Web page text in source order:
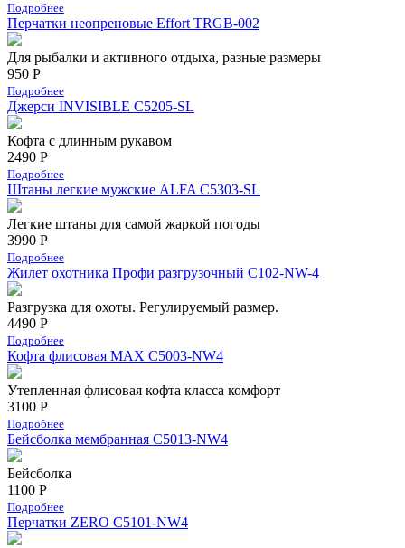
Подробнее
Перчатки неопреновые Effort TRGB-002
Для рыбалки и активного отдыха, разные размеры
950 Р
Подробнее
Джерси INVISIBLE C5205-SL
Кофта с длинным рукавом
2490 Р
Подробнее
Штаны легкие мужские ALFA C5303-SL
Легкие штаны для самой жаркой погоды
3990 Р
Подробнее
Жилет охотника Профи разгрузочный C102-NW-4
Разгрузка для охоты. Регулируемый размер.
4490 Р
Подробнее
Кофта флисовая MAX C5003-NW4
Утепленная флисовая кофта класса комфорт
3100 Р
Подробнее
Бейсболка мембранная С5013-NW4
Бейсболка
1100 Р
Подробнее
Перчатки ZERO C5101-NW4